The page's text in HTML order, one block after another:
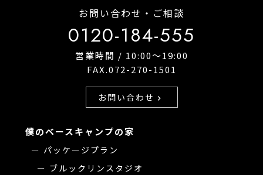
お問い合わせ・ご相談
0120-184-555
営業時間 / 10:00〜19:00
FAX.072-270-1501
お問い合わせ chevron_right
僕のベースキャンプの家
パッケージプラン
ブルックリンスタジオ